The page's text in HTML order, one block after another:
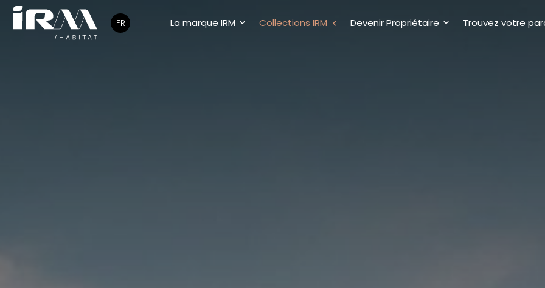
FR La marque IRM Collections IRM Devenir Propriétaire Trouvez votre